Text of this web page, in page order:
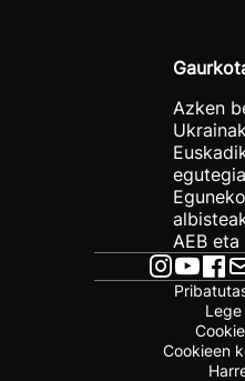
Azken
Eguneko
AEB eta
Lege
Cookieen